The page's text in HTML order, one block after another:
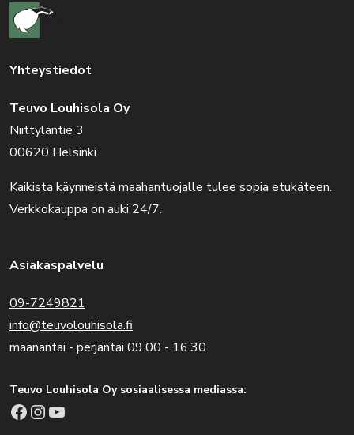
Yhteystiedot
Teuvo Louhisola Oy
Niittyläntie 3
00620 Helsinki
Kaikista käynneistä maahantuojalle tulee sopia etukäteen.
Verkkokauppa on auki 24/7.
Asiakaspalvelu
09-7249821
info@teuvolouhisola.fi
maanantai - perjantai 09.00 - 16.30
Teuvo Louhisola Oy sosiaalisessa mediassa:
Facebook Instagram YouTube